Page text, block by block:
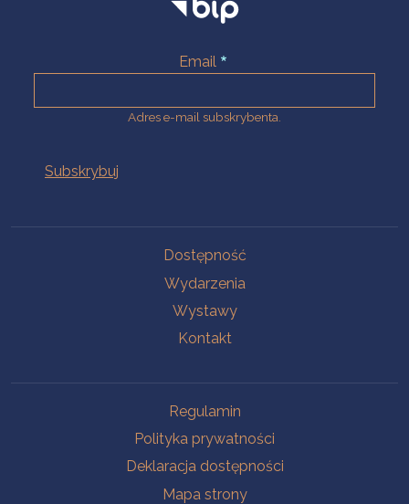
Email
Adres e-mail subskrybenta.
Dostępność
Wydarzenia
Wystawy
Kontakt
Regulamin
Polityka prywatności
Deklaracja dostępności
Mapa strony